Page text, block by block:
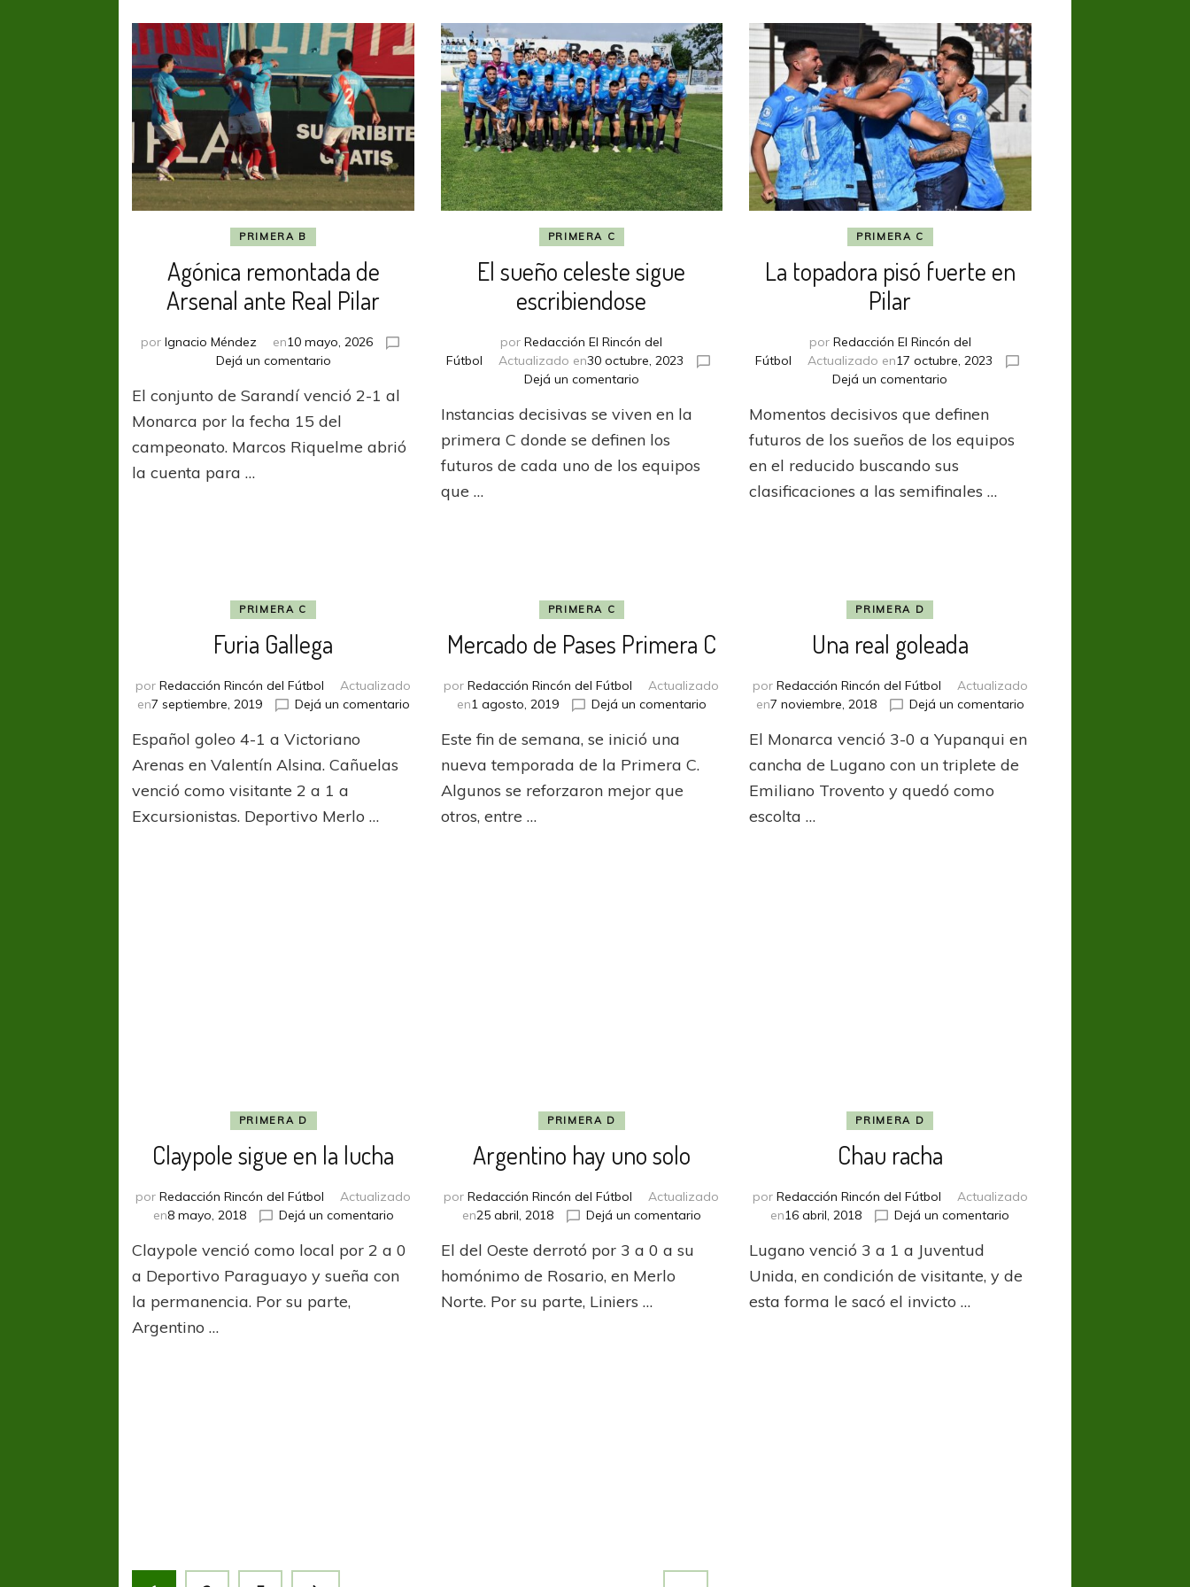
PRIMERA B
Agónica remontada de
Arsenal ante Real Pilar
porIgnacio Méndez en10 mayo, 2026
Dejá un comentarioen
remontada
de
ante
El conjunto de Sarandí venció 2-1 al
Monarca por la fecha 15 del
campeonato. Marcos Riquelme abrió
la cuenta para …
PRIMERA C
El sueño celeste sigue
escribiendose
porRedacción El Rincón del
Fútbol
Actualizado en30 octubre, 2023
Dejá un comentarioen
sueño
celeste
escribiendose
Instancias decisivas se viven en la
primera C donde se definen los
futuros de cada uno de los equipos
que …
PRIMERA C
La topadora pisó fuerte en
Pilar
por Redacción El Rincón del
Fútbol
Actualizado en17 octubre, 2023
Dejá un comentario
topadora
pisó
fuerte
en
Pilar
Momentos decisivos que definen
futuros de los sueños de los equipos
en el reducido buscando sus
clasificaciones a las semifinales …
PRIMERA C
Furia Gallega
porRedacción Rincón del Fútbol
Actualizado
en7 septiembre, 2019 Dejá un comentarioen
Gallega
Español goleo 4-1 a Victoriano
Arenas en Valentín Alsina. Cañuelas
venció como visitante 2 a 1 a
Excursionistas. Deportivo Merlo …
PRIMERA C
Mercado de Pases Primera C
porRedacción Rincón del Fútbol
Actualizado
en1 agosto, 2019 Dejá un comentarioen
Este fin de semana, se inició una
nueva temporada de la Primera C.
Algunos se reforzaron mejor que
otros, entre …
PRIMERA D
Una real goleada
por Redacción Rincón del Fútbol
Actualizado
en7 noviembre, 2018 Dejá un comentarioen
real
El Monarca venció 3-0 a Yupanqui en
cancha de Lugano con un triplete de
Emiliano Trovento y quedó como
escolta …
PRIMERA D
Claypole sigue en la lucha
porRedacción Rincón del Fútbol
Actualizado
en8 mayo, 2018 Dejá un comentarioen
sigue
en
Claypole venció como local por 2 a 0
a Deportivo Paraguayo y sueña con
la permanencia. Por su parte,
Argentino …
PRIMERA D
Argentino hay uno solo
porRedacción Rincón del Fútbol
Actualizado
en25 abril, 2018 Dejá un comentarioen
El del Oeste derrotó por 3 a 0 a su
homónimo de Rosario, en Merlo
Norte. Por su parte, Liniers …
PRIMERA D
Chau racha
por Redacción Rincón del Fútbol
Actualizado
en16 abril, 2018 Dejá un comentario
Lugano venció 3 a 1 a Juventud
Unida, en condición de visitante, y de
esta forma le sacó el invicto …